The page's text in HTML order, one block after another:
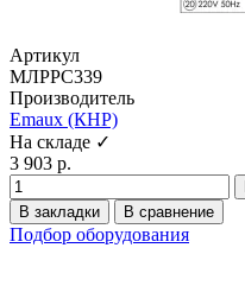
Артикул
МЛРРС339
Производитель
Emaux (КНР)
На складе ✓
3 903 р.
В закладки
В сравнение
Подбор оборудования